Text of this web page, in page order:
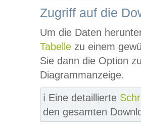
Zugriff auf die
Um die Daten
Tabelle zu einem
Sie dann die Option
Diagrammanzeige.
ℹ️ Eine detaillierte
den gesamten